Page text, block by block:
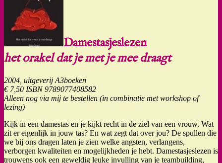
Damestasjeslezen
het orakel dat je met je mee draagt
2004, uitgeverij A3boeken
€ 7,50 ISBN 9789077408582
Alleen nog via mij te bestellen (in combinatie met workshop of
lezing)
Kijk in een damestas en je kijkt recht in de ziel van een vrouw. Wat
zit er eigenlijk in jouw tas? En wat zegt dat over jou? De spullen die
we bij ons dragen laten je zien welke angsten, verlangens,
verborgen kwaliteiten en mogelijkheden je hebt. Damestasjeslezen is
trouwens ook een geweldig leuke invulling van je teambuilding,